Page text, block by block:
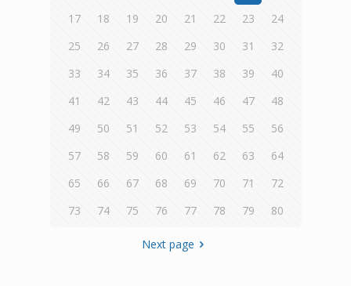
17
18 19 20 21 22 23
24
25
26 27 28 29 30 31
32
33
34 35 36 37 38 39
40
41
42 43 44 45 46 47
48
49
50 51 52 53 54 55
56
57
58 59 60 61 62 63
64
65
66 67 68 69 70 71
72
73
74 75 76 77 78 79 80
Next page